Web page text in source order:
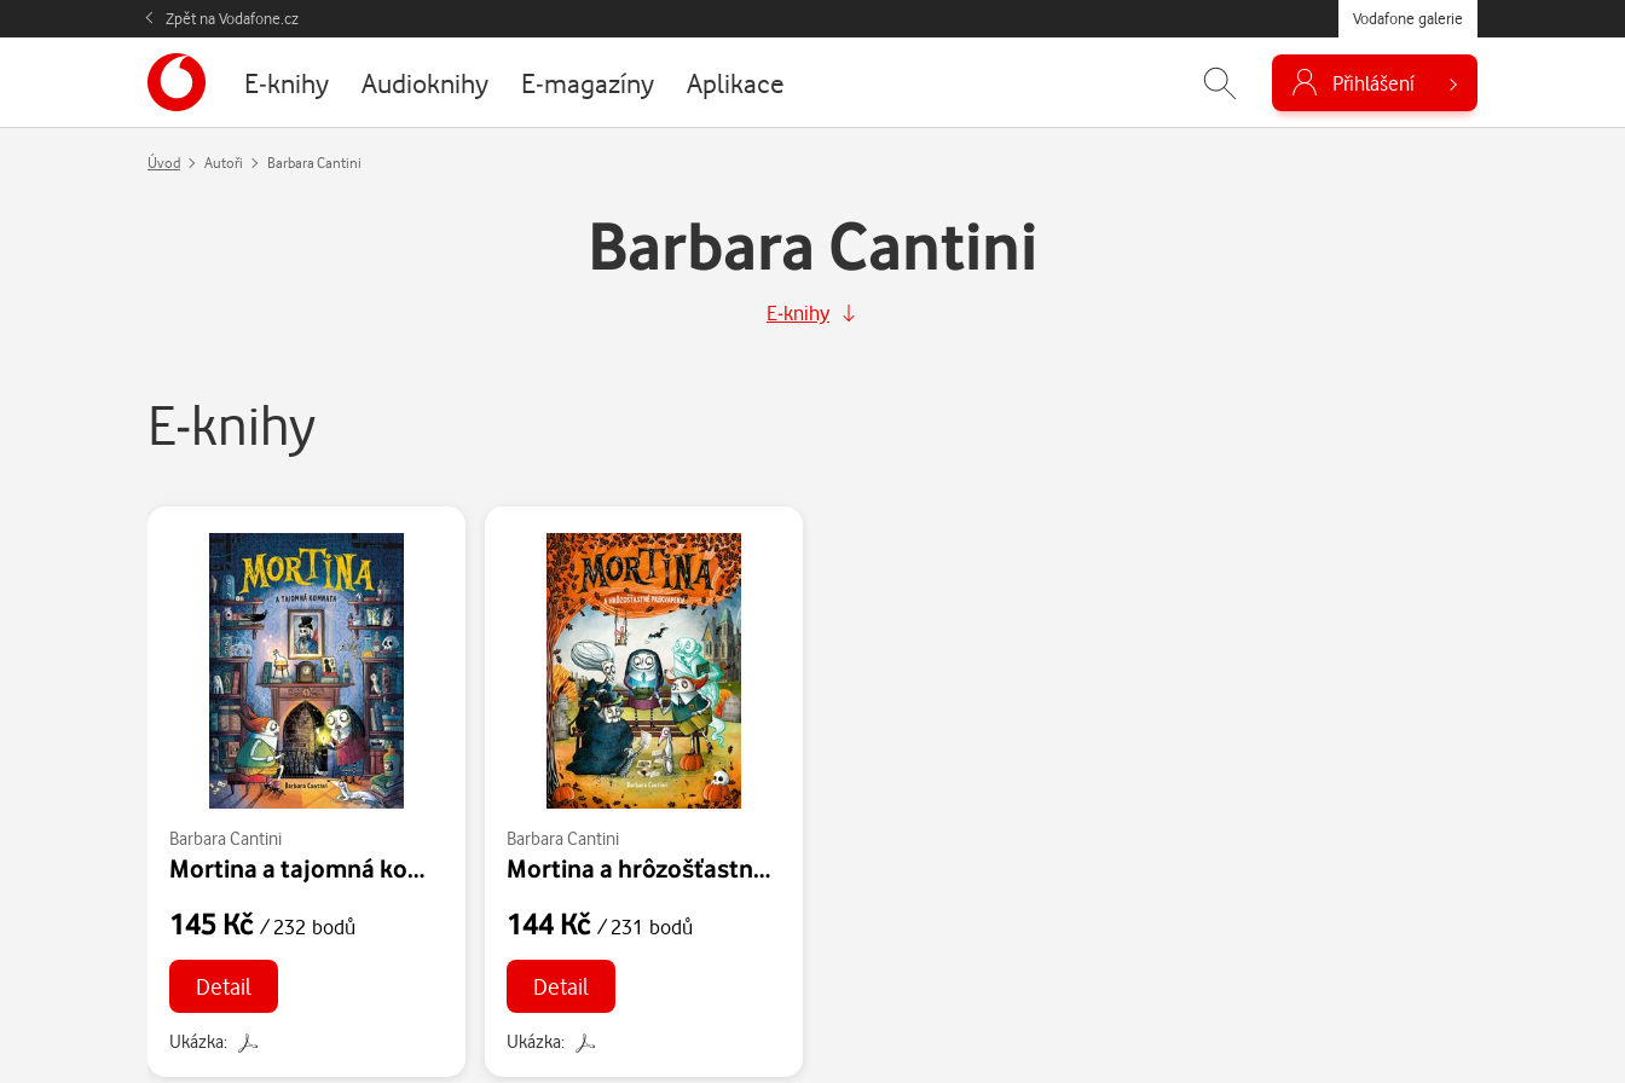
Zpět na Vodafone.cz Vodafone galerie
E-knihy Audioknihy E-magazíny Aplikace Přihlášení
Úvod Autoři Barbara Cantini
Barbara Cantini
E-knihy
E-knihy
Barbara Cantini
Mortina a tajomná komnata
145 Kč / 232 bodů
Detail
Ukázka:
Barbara Cantini
Mortina a hrôzošťastné prekvapenie
144 Kč / 231 bodů
Detail
Ukázka: